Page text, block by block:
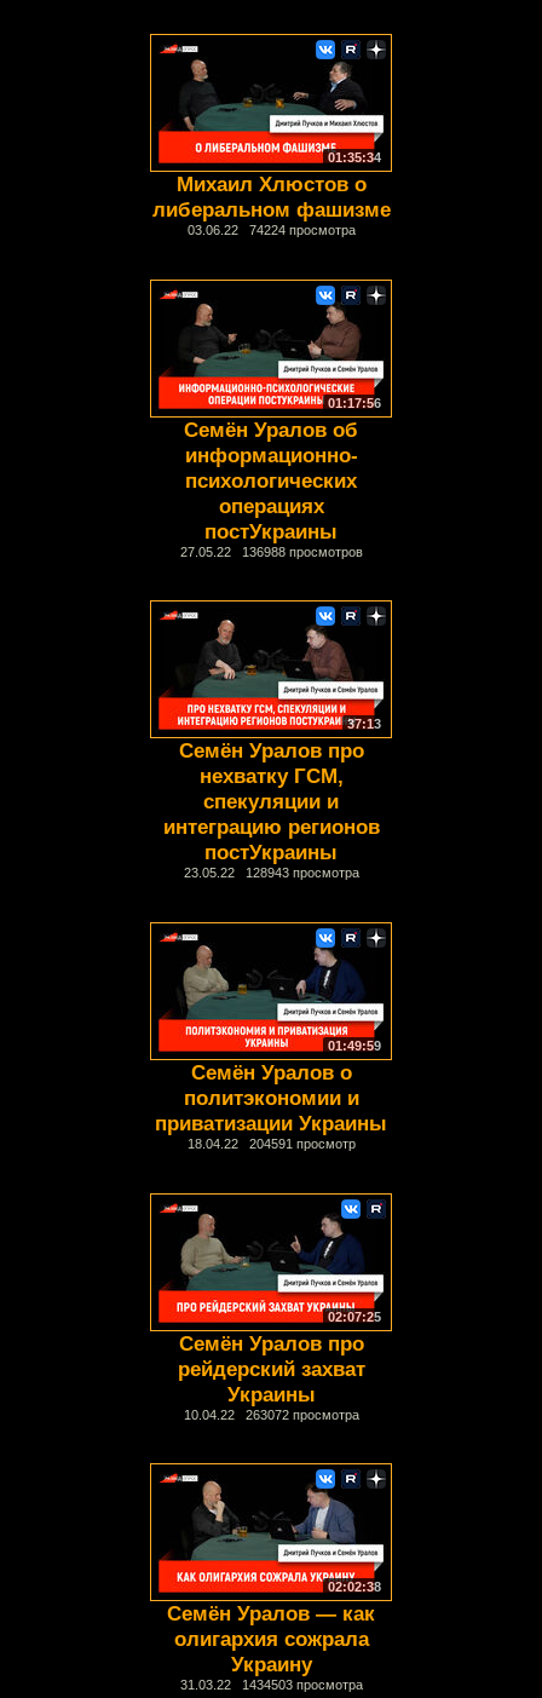
01:35:34
Михаил Хлюстов о
либеральном фашизме
03.06.22 74224 просмотра
01:17:56
Семён Уралов об
информационно-
психологических
операциях
постУкраины
27.05.22 136988 просмотров
37:13
Семён Уралов про
нехватку ГСМ,
спекуляции и
интеграцию регионов
постУкраины
23.05.22 128943 просмотра
01:49:59
Семён Уралов о
политэкономии и
приватизации Украины
18.04.22 204591 просмотр
02:07:25
Семён Уралов про
рейдерский захват
Украины
10.04.22 263072 просмотра
02:02:38
Семён Уралов — как
олигархия сожрала
Украину
31.03.22 1434503 просмотра